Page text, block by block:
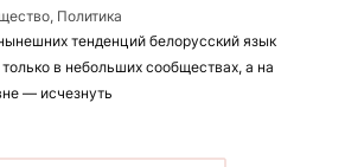
Политика
тенденций белорусский язык
в небольших сообществах, а на
— исчезнуть